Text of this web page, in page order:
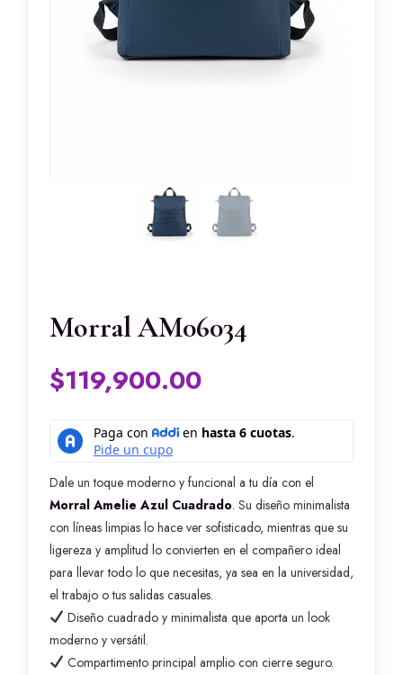
Morral AM06034
$119,900.00
Dale un toque moderno y funcional a tu día con el
Morral Amelie Azul Cuadrado. Su diseño minimalista
con líneas limpias lo hace ver sofisticado, mientras que su
ligereza y amplitud lo convierten en el compañero ideal
para llevar todo lo que necesitas, ya sea en la universidad,
el trabajo o tus salidas casuales.
Diseño cuadrado y minimalista que aporta un look
moderno y versátil.
Compartimento principal amplio con cierre seguro.